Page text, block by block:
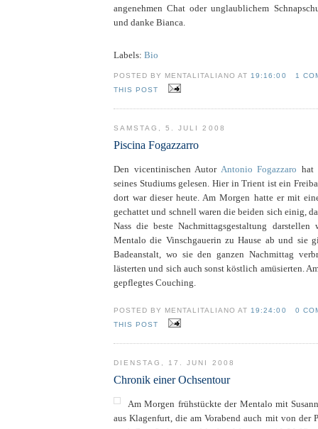
angenehmen Chat oder unglaublichem
und danke Bianca.
Labels: Bio
POSTED BY MENTALITALIANO AT 19:16:00
1
THIS POST
SAMSTAG, 5. JULI 2008
Piscina Fogazzarro
Den vicentinischen Autor Antonio Fogazzaro hat
seines Studiums gelesen. Hier in Trient ist ein
dort war dieser heute. Am Morgen hatte er mit
gechattet und schnell waren die beiden sich einig,
Nass die beste Nachmittagsgestaltung
Mentalo die Vinschgauerin zu Hause ab und sie
Badeanstalt, wo sie den ganzen Nachmittag
lästerten und sich auch sonst köstlich amüsierten.
gepflegtes Couching.
POSTED BY MENTALITALIANO AT 19:24:00
0
THIS POST
DIENSTAG, 17. JUNI 2008
Chronik einer Ochsentour
Am Morgen frühstückte der Mentalo mit
aus Klagenfurt, die am Vorabend auch mit von der